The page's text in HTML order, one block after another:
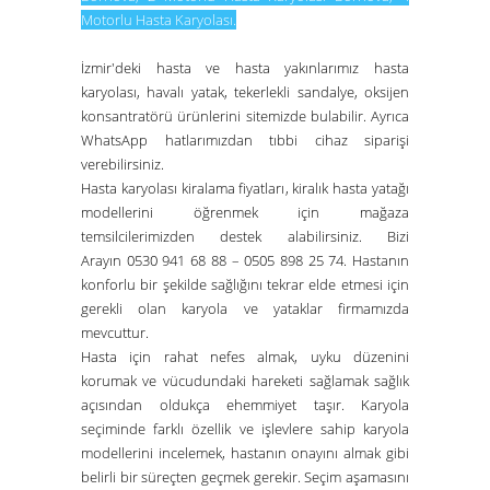
Motorlu Hasta Karyolası.
İzmir'deki hasta ve hasta yakınlarımız hasta
karyolası, havalı yatak, tekerlekli sandalye, oksijen
konsantratörü ürünlerini sitemizde bulabilir. Ayrıca
WhatsApp hatlarımızdan tıbbi cihaz siparişi
verebilirsiniz.
Hasta karyolası kiralama fiyatları, kiralık hasta yatağı
modellerini öğrenmek için mağaza
temsilcilerimizden destek alabilirsiniz. Bizi
Arayın 0530 941 68 88 – 0505 898 25 74. Hastanın
konforlu bir şekilde sağlığını tekrar elde etmesi için
gerekli olan karyola ve yataklar firmamızda
mevcuttur.
Hasta için rahat nefes almak, uyku düzenini
korumak ve vücudundaki hareketi sağlamak sağlık
açısından oldukça ehemmiyet taşır. Karyola
seçiminde farklı özellik ve işlevlere sahip karyola
modellerini incelemek, hastanın onayını almak gibi
belirli bir süreçten geçmek gerekir. Seçim aşamasını